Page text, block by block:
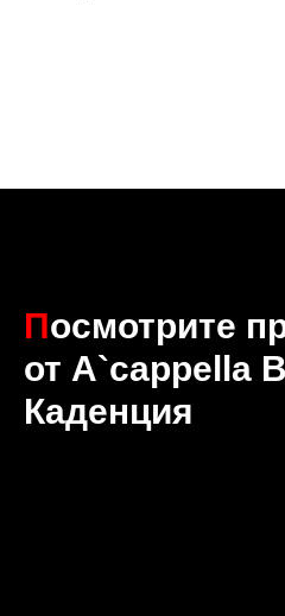
Посмотрите
от A`cappella
Каденция